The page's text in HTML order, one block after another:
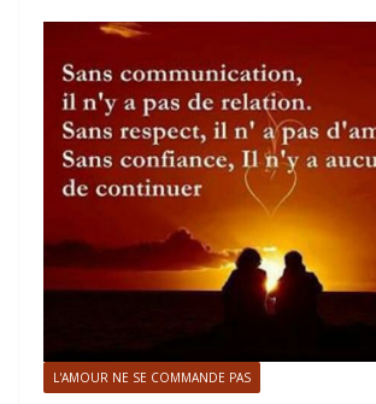
L'AMOUR NE SE COMMANDE PAS